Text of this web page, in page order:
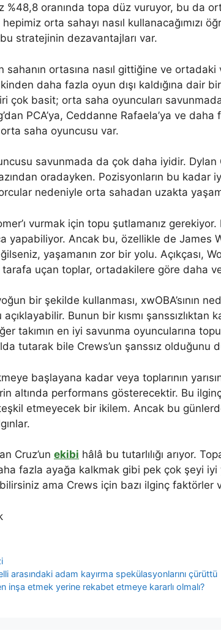
%48,8 oranında topa düz vuruyor, bu da
orta sahayı nasıl kullanacağımızı
stratejinin dezavantajları var.
sahanın ortasına nasıl gittiğine ve
daha fazla oyun dışı kaldığına dair
çok basit; orta saha oyuncuları
PCA’ya, Ceddanne Rafaela’ya ve daha
saha oyuncusu var.
savunmada da çok daha iyidir. Dylan
oradayken. Pozisyonların bu kadar
nedeniyle orta sahadan uzakta
vurmak için topu şutlamanız
yapabiliyor. Ancak bu, özellikle de James
yaşamanın zor bir yolu. Açıkçası,
uçan toplar, ortadakilere göre daha
bir şekilde kullanması, xwOBA’sının
Bunun bir kısmı şanssızlıktan
takımın en iyi savunma oyuncularına
tutarak bile Crews’un şanssız olduğunu
başlayana kadar veya toplarının
altında performans gösterecektir. Bu
etmeyecek bir ikilem. Ancak bu
Cruz’un ekibi hâlâ bu tutarlılığı arıyor.
fazla ayağa kalkmak gibi pek çok şeyi iyi
ama Crews için bazı ilginç faktörler
arasındaki adam kayırma spekülasyonlarını çürüttü
inşa etmek yerine rekabet etmeye kararlı olmalı?